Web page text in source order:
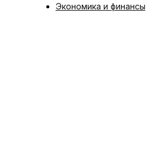
Экономика и финансы